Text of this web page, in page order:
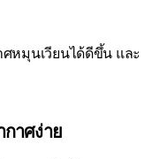
หมุนเวียนได้ดีขึ้น และ
าศง่าย